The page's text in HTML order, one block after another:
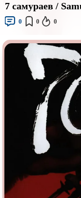
Авангард и
Аниме
Врачи
Индийское кино
Коллекция
Маги и Волшебники
Новогодние
Параллельные миры
ПереводКубик в Кубе
Постапокалипсис
7 самураев /
0 0 0